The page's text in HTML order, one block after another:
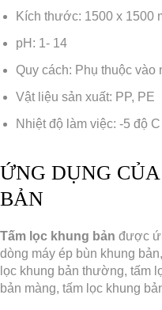
Kích thước: 1500 x 1500
pH: 1- 14
Quy cách: Phụ thuộc vào
Vật liệu sản xuất: PP, PE
Nhiệt độ làm việc: -5 độ
ỨNG DỤNG
BẢN
Tấm lọc khung bản được
dòng máy ép bùn khung
lọc khung bản thường, tấm
bản màng, tấm lọc khung